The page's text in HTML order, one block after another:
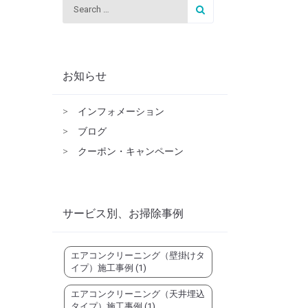
お知らせ
> インフォメーション
> ブログ
> クーポン・キャンペーン
サービス別、お掃除事例
エアコンクリーニング（壁掛けタ
イプ）施工事例 (1)
エアコンクリーニング（天井埋込